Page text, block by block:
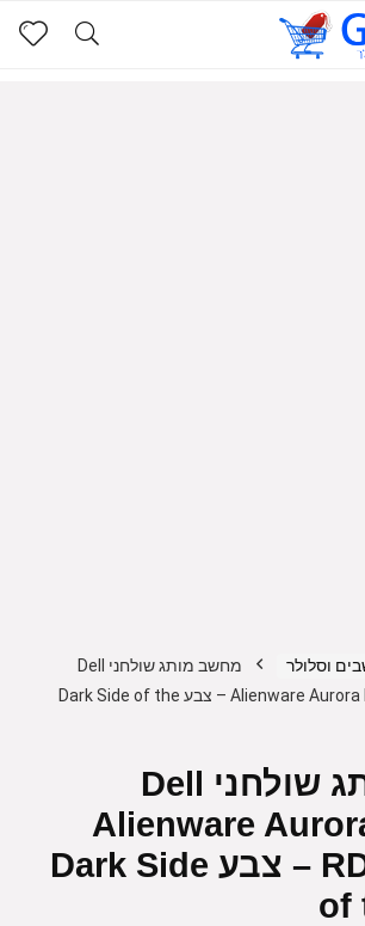
וסלולר
מחשב מותג שולחני ‎Dell
Alienware Aurora R15 AL-RD33-14134 – צבע Dark Side of the
מחשב מותג שולחני ‎Dell
Alienware
RD33-14134 – צבע Dark Side
of